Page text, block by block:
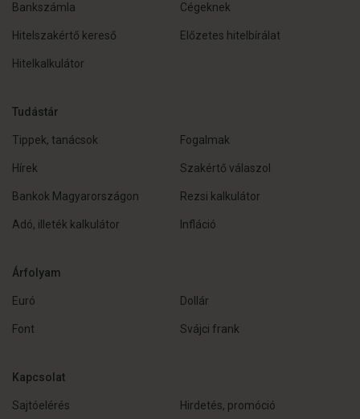
Bankszámla Cégeknek
Hitelszakértő kereső Előzetes hitelbírálat
Hitelkalkulátor
Tudástár
Tippek, tanácsok Fogalmak
Hírek Szakértő válaszol
Bankok Magyarországon Rezsi kalkulátor
Adó, illeték kalkulátor Infláció
Árfolyam
Euró Dollár
Font Svájci frank
Kapcsolat
Sajtóelérés Hirdetés, promóció